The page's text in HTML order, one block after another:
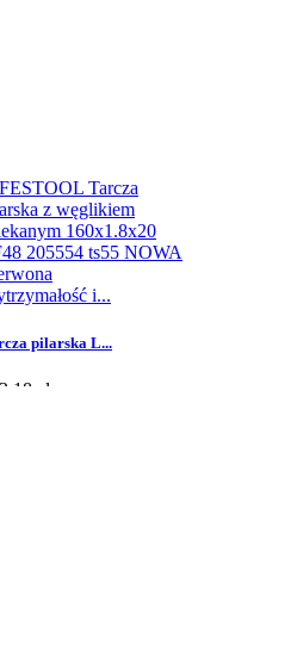
i...
pilarska L...
zł